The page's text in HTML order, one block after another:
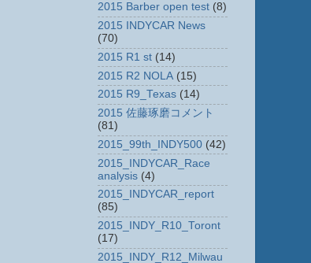
2015 Barber open test (8)
2015 INDYCAR News
(70)
2015 R1 st (14)
2015 R2 NOLA (15)
2015 R9_Texas (14)
2015 佐藤琢磨コメント
(81)
2015_99th_INDY500 (42)
2015_INDYCAR_Race
analysis (4)
2015_INDYCAR_report
(85)
2015_INDY_R10_Toront
(17)
2015_INDY_R12_Milwau